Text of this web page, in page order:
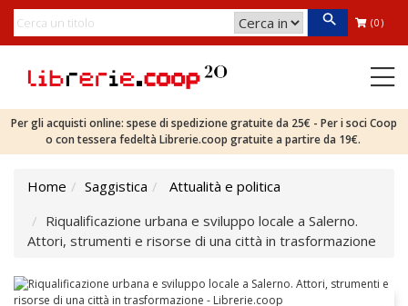
(0)
Per gli acquisti online: spese di spedizione gratuite da 25€ - Per i soci Coop
o con tessera fedeltà Librerie.coop gratuite a partire da 19€.
Home Saggistica
Attualità e politica
Riqualificazione urbana e sviluppo locale a Salerno.
Attori, strumenti e risorse di una città in trasformazione